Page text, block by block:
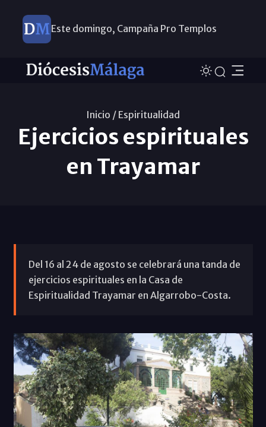
Este domingo, Campaña Pro Templos
Inicio / Espiritualidad
Ejercicios espirituales
en Trayamar
Del 16 al 24 de agosto se celebrará una tanda de
ejercicios espirituales en la Casa de
Espiritualidad Trayamar en Algarrobo-Costa.